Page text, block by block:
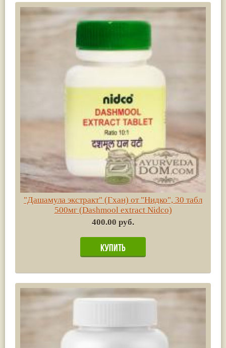
"Дашамула экстракт" (Гхан) от "Нидко", 30 табл
500мг (Dashmool extract Nidco)
400.00 руб.